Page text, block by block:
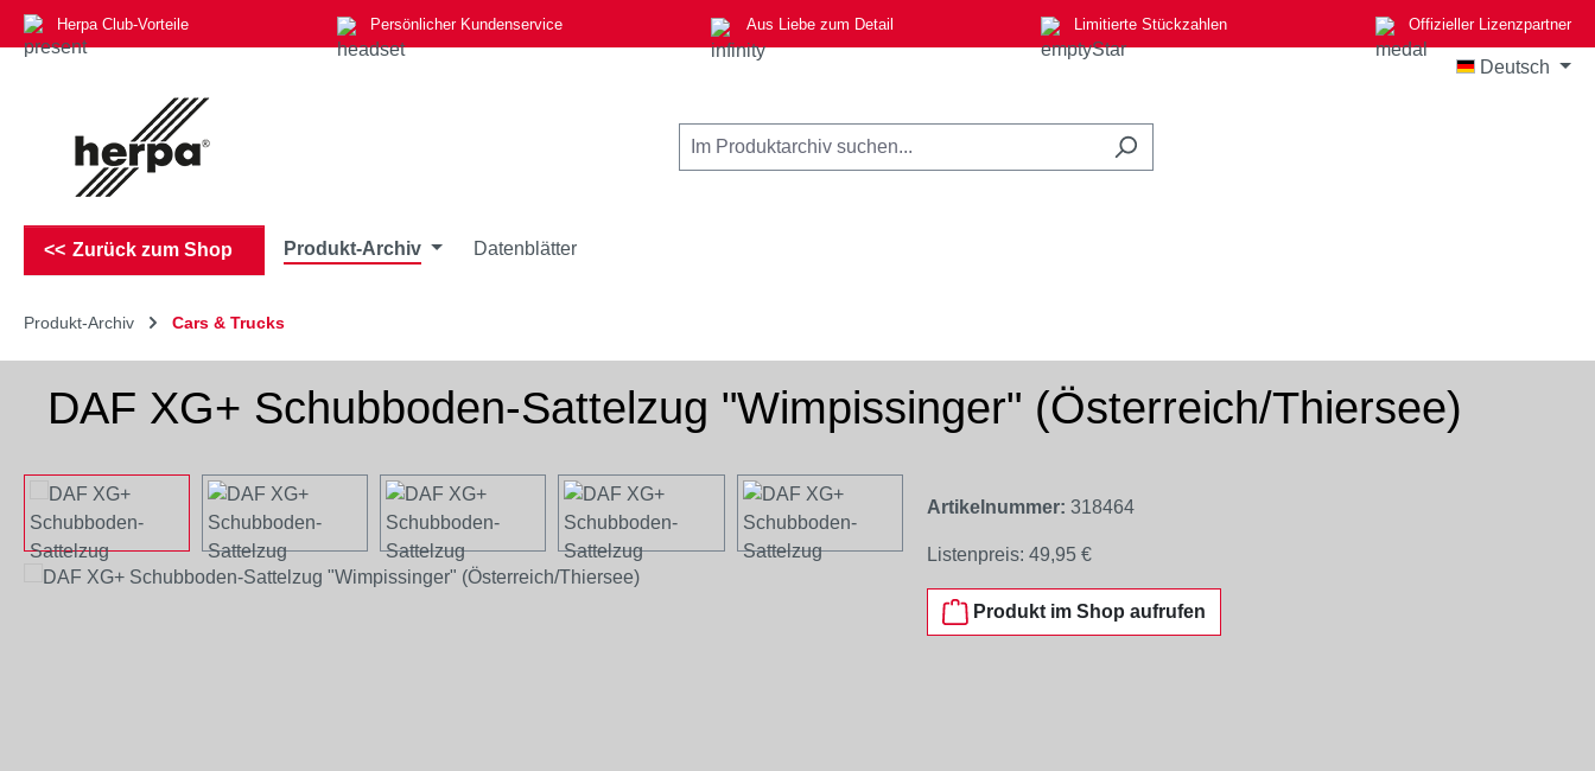
Hauptinhalt springen
Zur Suche springen
Zur Hauptnavigation springen
Herpa Club-Vorteile Persönlicher Kundenservice Aus Liebe zum Detail Limitierte Stückzahlen Offizieller Lizenzpartner
Deutsch
Zurück zum Shop Produkt-Archiv Datenblätter
Produkt-Archiv Cars & Trucks
DAF XG+ Schubboden-Sattelzug "Wimpissinger" (Österreich/Thiersee)
Bildergalerie überspringen
Artikelnummer: 318464
Listenpreis: 49,95 €
Produkt im Shop aufrufen